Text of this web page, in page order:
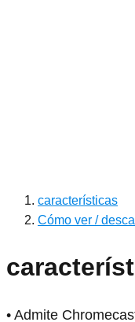
características
Cómo ver /
• Admite